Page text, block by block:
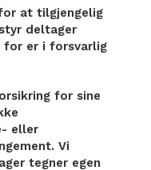
at tilgjengelig
deltager
for er i forsvarlig
for sine
eller
Vi
tegner egen